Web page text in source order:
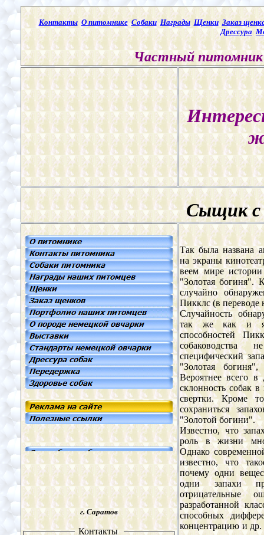
Контакты О питомнике Собаки Награды Щенки Заказ
Дрессура
Частный питомник
Сыщик с
г. Саратов
Контакты
Так была названа
на экраны
веем мире
"Золотая богиня".
случайно
Пикклс (в переводе
Случайность
так же как и
способностей
собаководства
специфический
"Золотая
Вероятнее всего в
склонность собак
свертки. Кроме
сохраниться
"Золотой богини".
Известно, что
роль в жизни
Однако
известно, что
почему одни
одни запахи
отрицательные
разработанной
способных
концентрацию и